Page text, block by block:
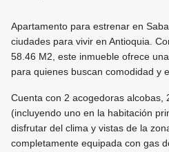
Apartamento para estrenar en
ciudades para vivir en Antioquia.
58.46 M2, este inmueble ofrece
para quienes buscan comodidad y
Cuenta con 2 acogedoras alcobas,
(incluyendo uno en la habitación
disfrutar del clima y vistas de la
completamente equipada con gas